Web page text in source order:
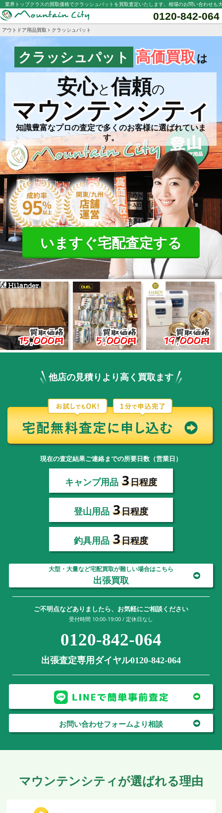
業界トップクラスの買取価格でクラッシュパットを買取査定いたします。相場のお問い合わせも
0120-842-064
アウトドア用品買取 クラッシュパット
クラッシュパット 高価買取は
安心と信頼の
マウンテンシティ
知識豊富なプロの査定で多くのお客様に選ばれていま
す。
いますぐ宅配査定する
取価格
円
買取価格
5,000円
買取価格
19,000円
他店の見積りより高く買取ます
現在の査定結果ご連絡までの所要日数（営業日）
キャンプ用品 3日程度
登山用品 3日程度
釣具用品 3日程度
大型・大量など宅配買取が難しい場合はこちら
出張買取
ご不明点などありましたら、お気軽にご相談ください
受付時間 10:00-19:00 / 定休日なし
0120-842-064
出張査定専用ダイヤル0120-842-064
お問い合わせフォームより相談
マウンテンシティが選ばれる理由